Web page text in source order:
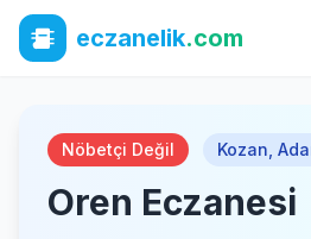
eczanelik.com
Nöbetçi Değil Kozan
Oren Eczanesi